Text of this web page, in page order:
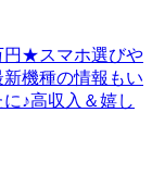
円★スマホ選びや
機種の情報もい
♪高収入＆嬉し